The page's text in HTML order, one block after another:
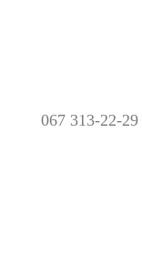
067 313-22-29